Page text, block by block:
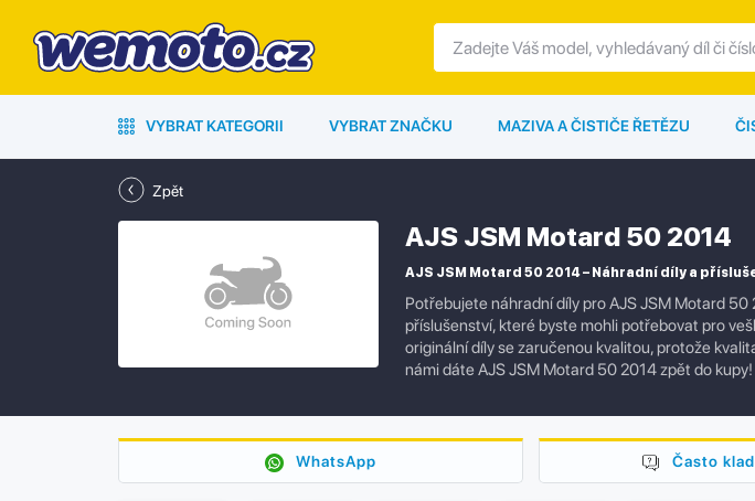
VYBRAT KATEGORII VYBRAT ZNAČKU MAZIVA A ČISTIČE ŘETĚZU
Zpět
AJS JSM Motard 50 2014
AJS JSM Motard 50 2014 – Náhradní díly a
Potřebujete náhradní díly pro AJS JSM Motard
příslušenství, které byste mohli potřebovat pro
originální díly se zaručenou kvalitou, protože
námi dáte AJS JSM Motard 50 2014 zpět do kupy!
WhatsApp Často